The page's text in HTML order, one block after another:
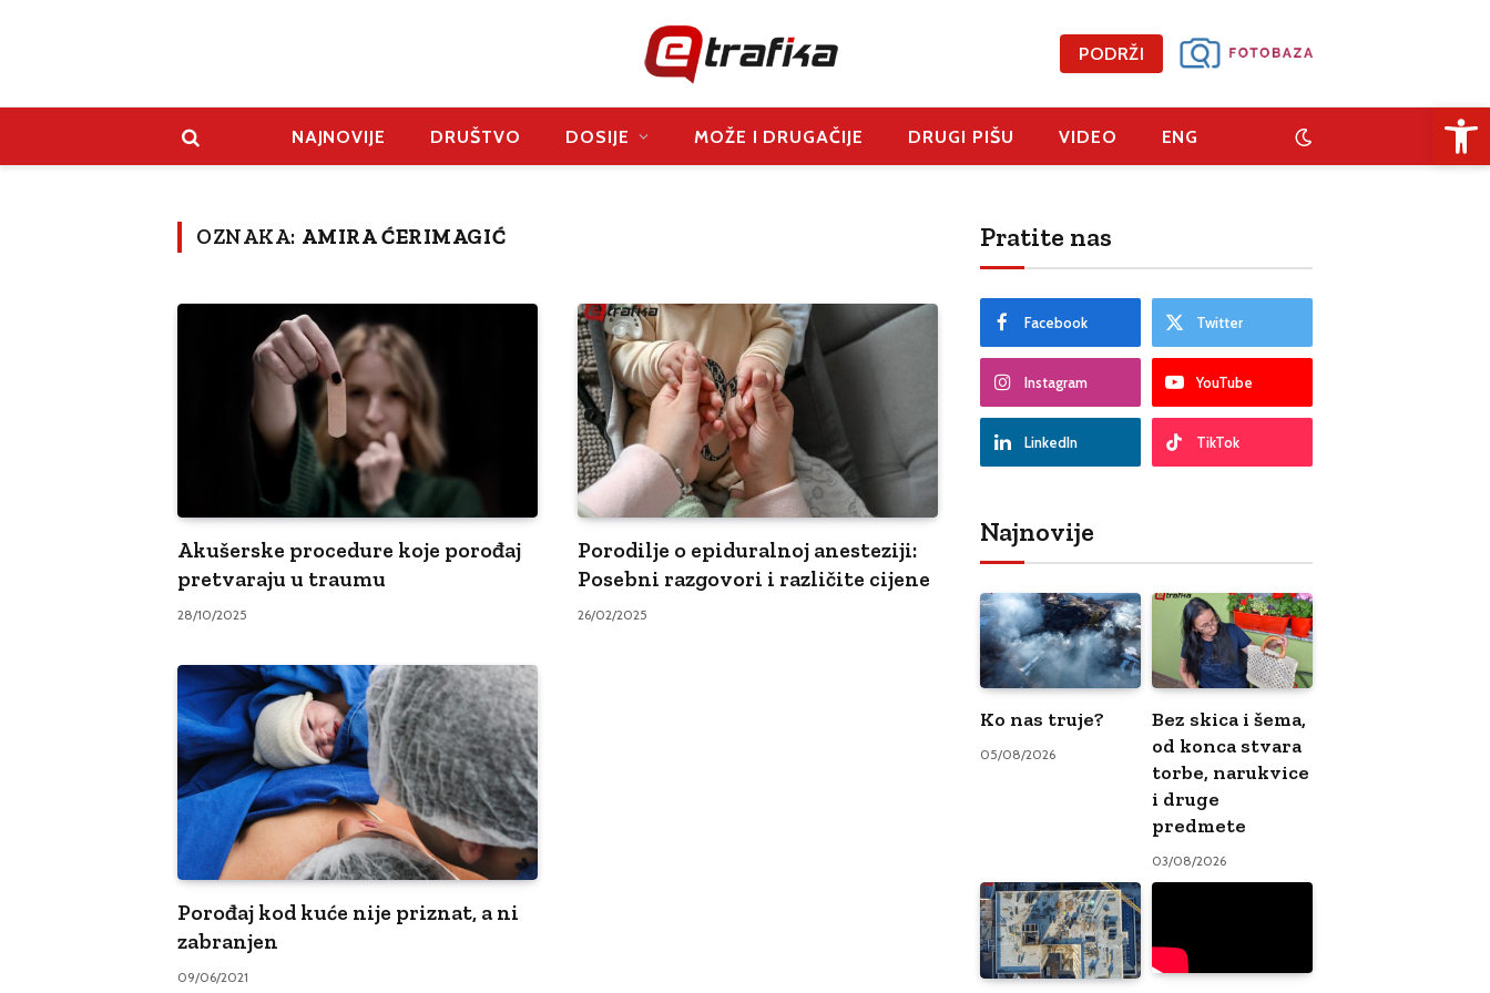
PODRŽI
NAJNOVIJE DRUŠTVO DOSIJE MOŽE I DRUGAČIJE DRUGI PIŠU VIDEO ENG
OZNAKA: AMIRA ĆERIMAGIĆ
Akušerske procedure koje porođaj
pretvaraju u traumu
28/10/2025
Porodilje o epiduralnoj anesteziji:
Posebni razgovori i različite cijene
26/02/2025
Porođaj kod kuće nije priznat, a ni
zabranjen
09/06/2021
Pratite nas
Facebook Twitter
Instagram YouTube
LinkedIn TikTok
Najnovije
Ko nas truje?
05/08/2026
Bez skica i šema,
od konca stvara
torbe, narukvice
i druge
predmete
03/08/2026